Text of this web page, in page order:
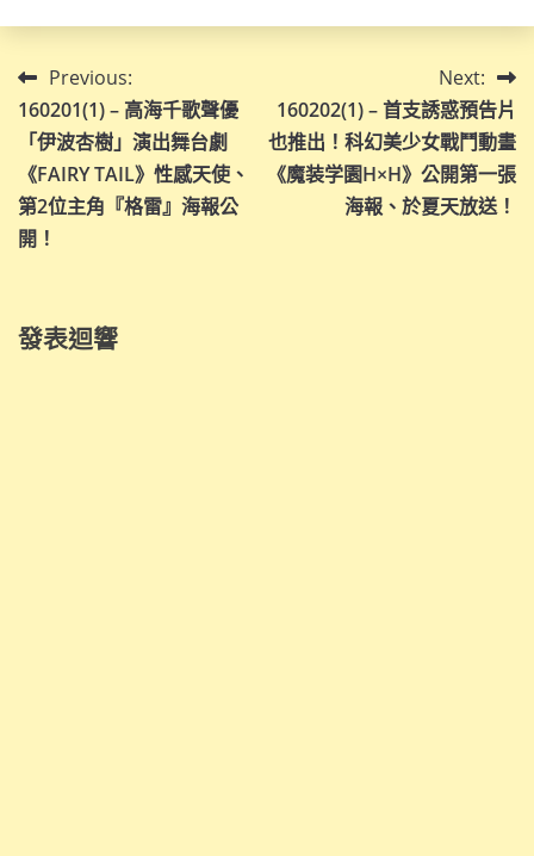
文
章
導
覽
Previous:
160201(1) – 高海千歌聲優
「伊波杏樹」演出舞台劇
《FAIRY TAIL》性感天使、
第2位主角『格雷』海報公
開！
Next:
160202(1) – 首支誘惑預告片
也推出！科幻美少女戰鬥動畫
《魔装学園H×H》公開第一張
海報、於夏天放送！
發表迴響